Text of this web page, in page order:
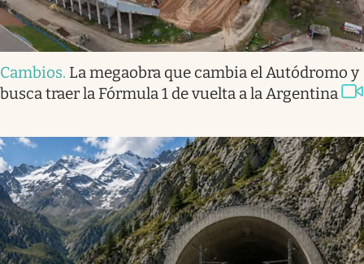
Cambios. La megaobra que cambia el Autódromo y
busca traer la Fórmula 1 de vuelta a la Argentina